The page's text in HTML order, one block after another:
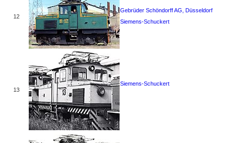
12
Gebrüder Schöndorff AG, Düsseldorf
Siemens-Schuckert
13
Siemens-Schuckert